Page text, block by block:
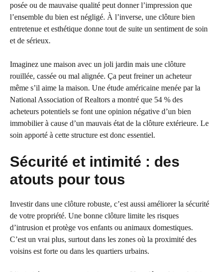
posée ou de mauvaise qualité peut donner l’impression que
l’ensemble du bien est négligé. À l’inverse, une clôture bien
entretenue et esthétique donne tout de suite un sentiment de soin
et de sérieux.
Imaginez une maison avec un joli jardin mais une clôture
rouillée, cassée ou mal alignée. Ça peut freiner un acheteur
même s’il aime la maison. Une étude américaine menée par la
National Association of Realtors a montré que 54 % des
acheteurs potentiels se font une opinion négative d’un bien
immobilier à cause d’un mauvais état de la clôture extérieure. Le
soin apporté à cette structure est donc essentiel.
Sécurité et intimité : des
atouts pour tous
Investir dans une clôture robuste, c’est aussi améliorer la sécurité
de votre propriété. Une bonne clôture limite les risques
d’intrusion et protège vos enfants ou animaux domestiques.
C’est un vrai plus, surtout dans les zones où la proximité des
voisins est forte ou dans les quartiers urbains.